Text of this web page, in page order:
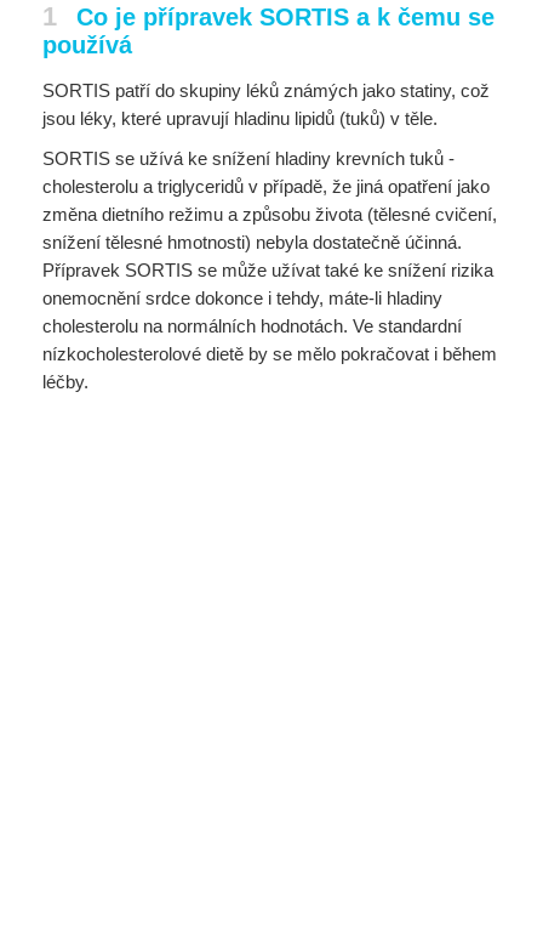
1
Co je přípravek SORTIS a k čemu se
používá
SORTIS patří do skupiny léků známých jako statiny, což
jsou léky, které upravují hladinu lipidů (tuků) v těle.
SORTIS se užívá ke snížení hladiny krevních tuků -
cholesterolu a triglyceridů v případě, že jiná opatření jako
změna dietního režimu a způsobu života (tělesné cvičení,
snížení tělesné hmotnosti) nebyla dostatečně účinná.
Přípravek SORTIS se může užívat také ke snížení rizika
onemocnění srdce dokonce i tehdy, máte-li hladiny
cholesterolu na normálních hodnotách. Ve standardní
nízkocholesterolové dietě by se mělo pokračovat i během
léčby.